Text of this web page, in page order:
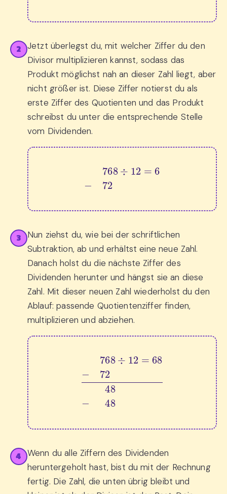
2
Jetzt überlegst du, mit welcher Ziffer du den
Divisor multiplizieren kannst, sodass das
Produkt möglichst nah an dieser Zahl liegt, aber
nicht größer ist. Diese Ziffer notierst du als
erste Ziffer des Quotienten und das Produkt
schreibst du unter die entsprechende Stelle
vom Dividenden.
768÷12= 6− 72
3
Nun ziehst du, wie bei der schriftlichen
Subtraktion, ab und erhältst eine neue Zahl.
Danach holst du die nächste Ziffer des
Dividenden herunter und hängst sie an diese
Zahl. Mit dieser neuen Zahl wiederholst du den
Ablauf: passende Quotientenziffer finden,
multiplizieren und abziehen.
12=68 − 72048 −0
4
Wenn du alle Ziffern des Dividenden
heruntergeholt hast, bist du mit der Rechnung
fertig. Die Zahl, die unten übrig bleibt und